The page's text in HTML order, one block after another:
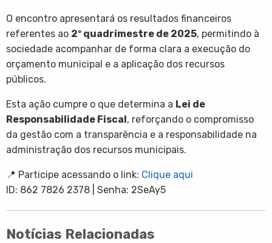
O encontro apresentará os resultados financeiros
referentes ao 2º quadrimestre de 2025, permitindo à
sociedade acompanhar de forma clara a execução do
orçamento municipal e a aplicação dos recursos
públicos.
Esta ação cumpre o que determina a Lei de
Responsabilidade Fiscal, reforçando o compromisso
da gestão com a transparência e a responsabilidade na
administração dos recursos municipais.
📍 Participe acessando o link: Clique aqui
ID: 862 7826 2378 | Senha: 2SeAy5
Notícias Relacionadas